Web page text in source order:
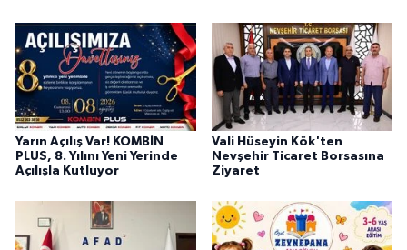
Yarın Açılış Var! KOMBİN
PLUS, 8. Yılını Yeni Yerinde
Açılışla Kutluyor
Vali Hüseyin Kök'ten
Nevşehir Ticaret Borsasına
Ziyaret